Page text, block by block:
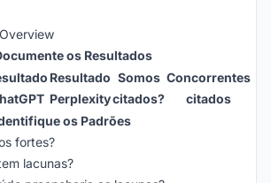
os Resultados
Resultado
Perplexity
Somos
citados?
Concorrentes
citados
os Padrões
fortes?
lacunas?